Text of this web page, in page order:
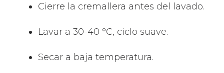
Cierre la cremallera antes del lavado.
Lavar a 30-40 °C, ciclo suave.
Secar a baja temperatura.